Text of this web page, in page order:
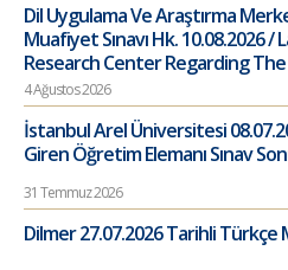
Dil Uygulama Ve Araştırma
Muafiyet Sınavı Hk. 10.08.2026
Research Center Regarding
4 Ağustos 2026
İstanbul Arel Üniversitesi
Giren Öğretim Elemanı Sınav
31 Temmuz 2026
Dilmer 27.07.2026 Tarihli Türkçe